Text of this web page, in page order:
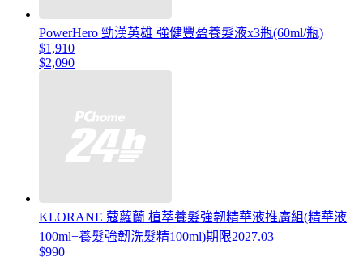
PowerHero 勁漢英雄 強健豐盈養髮液x3瓶(60ml/瓶)
$1,910
$2,090
KLORANE 蔻蘿蘭 植萃養髮強韌精華液推廣組(精華液
100ml+養髮強韌洗髮精100ml)期限2027.03
$990